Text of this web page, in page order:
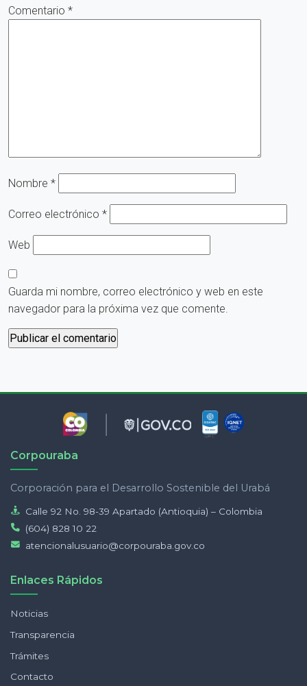
Comentario *
Nombre *
Correo electrónico *
Web
Guarda mi nombre, correo electrónico y web en este
navegador para la próxima vez que comente.
Corpouraba
Corporación para el Desarrollo Sostenible del Urabá
Calle 92 No. 98-39 Apartado (Antioquia) – Colombia
(604) 828 10 22
atencionalusuario@corpouraba.gov.co
Enlaces Rápidos
Noticias
Transparencia
Trámites
Contacto